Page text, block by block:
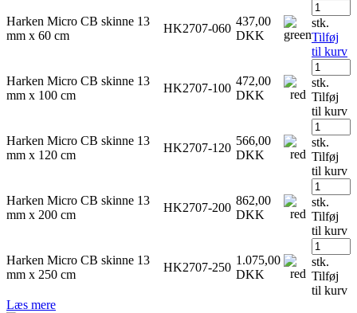
Harken Micro CB skinne 13
mm x 60 cm
HK2707-060
437,00
DKK
stk.
Tilføj
til kurv
Harken Micro CB skinne 13
mm x 100 cm
HK2707-100
472,00
DKK
stk.
Tilføj
til kurv
Harken Micro CB skinne 13
mm x 120 cm
HK2707-120
566,00
DKK
stk.
Tilføj
til kurv
Harken Micro CB skinne 13
mm x 200 cm
HK2707-200
862,00
DKK
stk.
Tilføj
til kurv
Harken Micro CB skinne 13
mm x 250 cm
HK2707-250
1.075,00
DKK
stk.
Tilføj
til kurv
Læs mere